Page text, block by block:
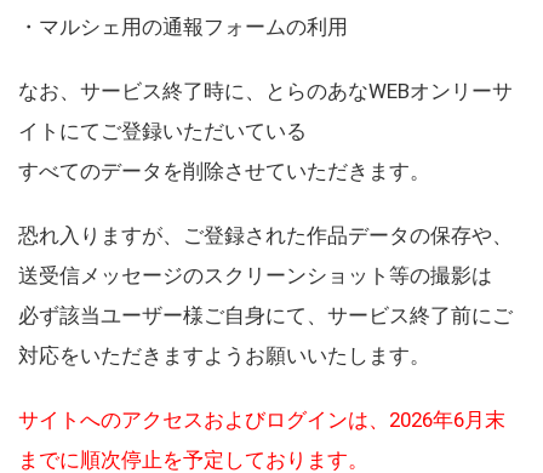
・マルシェ用の通報フォームの利用
なお、サービス終了時に、とらのあなWEBオンリーサ
イトにてご登録いただいている
すべてのデータを削除させていただきます。
恐れ入りますが、ご登録された作品データの保存や、
送受信メッセージのスクリーンショット等の撮影は
必ず該当ユーザー様ご自身にて、サービス終了前にご
対応をいただきますようお願いいたします。
サイトへのアクセスおよびログインは、2026年6月末
までに順次停止を予定しております。